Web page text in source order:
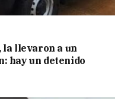
la llevaron a un
hay un detenido